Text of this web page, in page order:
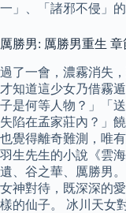
一」、「諸邪不侵」
厲勝男: 厲勝男重生
過了一會，濃霧消失
才知道這少女乃借霧
子是何等人物？」「
失陷在孟家莊內？」
也覺得離奇難測，唯
羽生先生的小說《雲
遺、谷之華、厲勝男
女神對待，既深深的
樣的仙子。 冰川天女